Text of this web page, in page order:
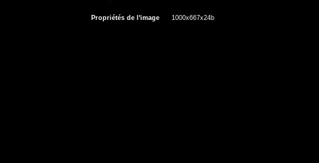
Propriétés de l'image 1000x667x24b